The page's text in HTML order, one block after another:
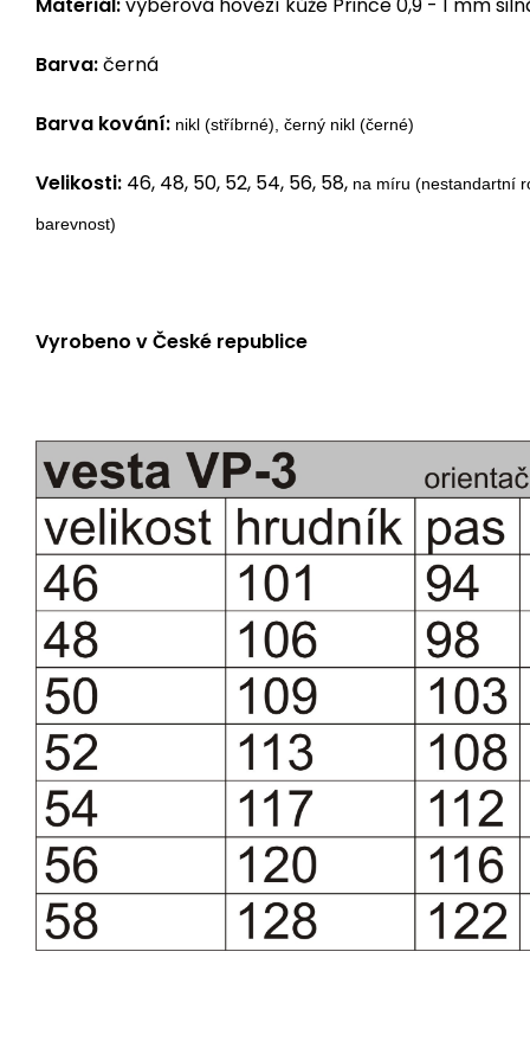
Barva:černá
Barva kování: nikl (stříbrné), černý nikl (černé)
Velikosti: 46, 48, 50, 52, 54, 56, 58, na míru (nestandartní
barevnost)
Vyrobeno v České republice